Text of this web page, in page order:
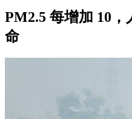
PM2.5 每增加 10，
命